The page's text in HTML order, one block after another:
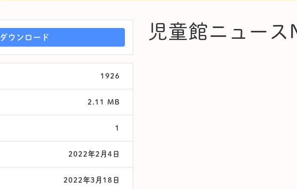
ダウンロード
1926
2.11 MB
1
2022年2月4日
2022年3月18日
児童館ニュー